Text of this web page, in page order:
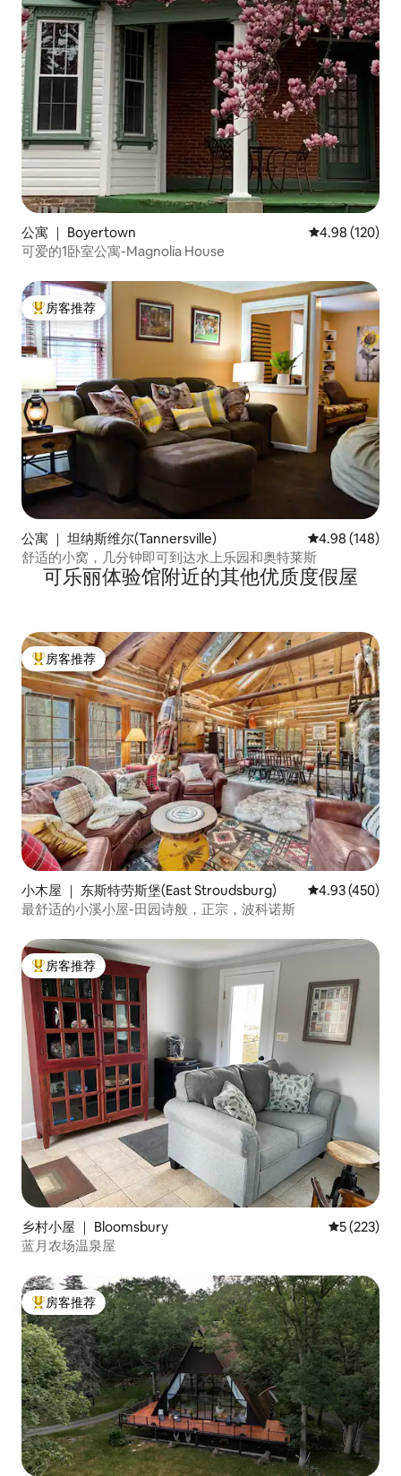
公寓 ｜ Boyertown 平均评分 4.98
4.98 (120)
可爱的1卧室公寓-Magnolia House
热门「房客推荐」
房客推荐
公寓 ｜ 坦纳斯维尔(Tannersville) 平均评分 4.98
4.98 (148)
舒适的小窝，几分钟即可到达水上乐园和奥特莱斯
可乐丽体验馆附近的其他优质度假屋
热门「房客推荐」
房客推荐
小木屋 ｜ 东斯特劳斯堡(East Stroudsburg) 平均评分 4.93
4.93 (450)
最舒适的小溪小屋-田园诗般，正宗，波科诺斯
热门「房客推荐」
房客推荐
乡村小屋 ｜ Bloomsbury 平均评分 5
5 (223)
蓝月农场温泉屋
热门「房客推荐」
房客推荐